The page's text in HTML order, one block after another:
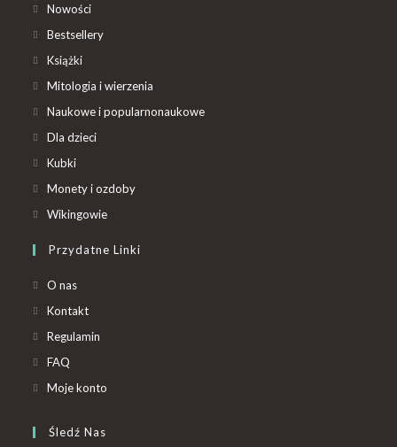
Nowości
Bestsellery
Książki
Mitologia i wierzenia
Naukowe i popularnonaukowe
Dla dzieci
Kubki
Monety i ozdoby
Wikingowie
Przydatne Linki
O nas
Kontakt
Regulamin
FAQ
Moje konto
Śledź Nas